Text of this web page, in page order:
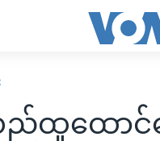
ည်ထူထောင်